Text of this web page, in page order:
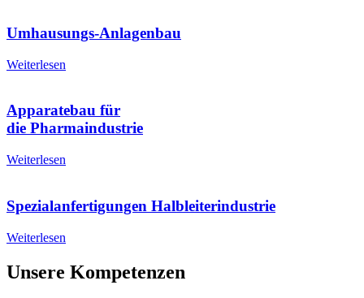
Umhausungs-Anlagenbau
Weiterlesen
Apparatebau für
die Pharmaindustrie
Weiterlesen
Spezialanfertigungen Halbleiterindustrie
Weiterlesen
Unsere Kompetenzen